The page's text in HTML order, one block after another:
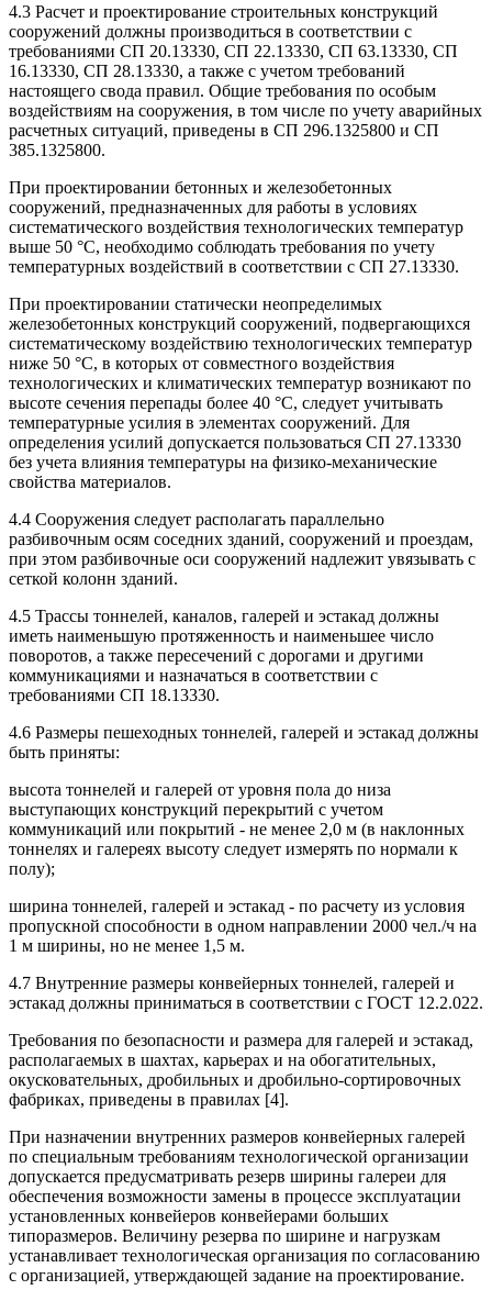
4.3 Расчет и проектирование строительных конструкций
сооружений должны производиться в соответствии с
требованиями СП 20.13330, СП 22.13330, СП 63.13330, СП
16.13330, СП 28.13330, а также с учетом требований
настоящего свода правил. Общие требования по особым
воздействиям на сооружения, в том числе по учету аварийных
расчетных ситуаций, приведены в СП 296.1325800 и СП
385.1325800.
При проектировании бетонных и железобетонных
сооружений, предназначенных для работы в условиях
систематического воздействия технологических температур
выше 50 °C, необходимо соблюдать требования по учету
температурных воздействий в соответствии с СП 27.13330.
При проектировании статически неопределимых
железобетонных конструкций сооружений, подвергающихся
систематическому воздействию технологических температур
ниже 50 °C, в которых от совместного воздействия
технологических и климатических температур возникают по
высоте сечения перепады более 40 °C, следует учитывать
температурные усилия в элементах сооружений. Для
определения усилий допускается пользоваться СП 27.13330
без учета влияния температуры на физико-механические
свойства материалов.
4.4 Сооружения следует располагать параллельно
разбивочным осям соседних зданий, сооружений и проездам,
при этом разбивочные оси сооружений надлежит увязывать с
сеткой колонн зданий.
4.5 Трассы тоннелей, каналов, галерей и эстакад должны
иметь наименьшую протяженность и наименьшее число
поворотов, а также пересечений с дорогами и другими
коммуникациями и назначаться в соответствии с
требованиями СП 18.13330.
4.6 Размеры пешеходных тоннелей, галерей и эстакад должны
быть приняты:
высота тоннелей и галерей от уровня пола до низа
выступающих конструкций перекрытий с учетом
коммуникаций или покрытий - не менее 2,0 м (в наклонных
тоннелях и галереях высоту следует измерять по нормали к
полу);
ширина тоннелей, галерей и эстакад - по расчету из условия
пропускной способности в одном направлении 2000 чел./ч на
1 м ширины, но не менее 1,5 м.
4.7 Внутренние размеры конвейерных тоннелей, галерей и
эстакад должны приниматься в соответствии с ГОСТ 12.2.022.
Требования по безопасности и размера для галерей и эстакад,
располагаемых в шахтах, карьерах и на обогатительных,
окусковательных, дробильных и дробильно-сортировочных
фабриках, приведены в правилах [4].
При назначении внутренних размеров конвейерных галерей
по специальным требованиям технологической организации
допускается предусматривать резерв ширины галереи для
обеспечения возможности замены в процессе эксплуатации
установленных конвейеров конвейерами больших
типоразмеров. Величину резерва по ширине и нагрузкам
устанавливает технологическая организация по согласованию
с организацией, утверждающей задание на проектирование.